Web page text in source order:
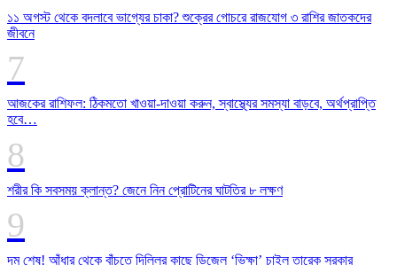
১১ অগস্ট থেকে বদলাবে ভাগ্যের চাকা? শুক্রের গোচরে রাজযোগ ৩ রাশির জাতকদের
জীবনে
আজকের রাশিফল: ঠিকমতো খাওয়া-দাওয়া করুন, স্বাস্থ্যের সমস্যা বাড়বে, অর্থপ্রাপ্তি
হবে…
শরীর কি সবসময় ক্লান্ত? জেনে নিন প্রোটিনের ঘাটতির ৮ লক্ষণ
দম শেষ! আঁধার থেকে বাঁচতে দিল্লির কাছে ডিজেল ‘ভিক্ষা’ চাইল তারেক সরকার